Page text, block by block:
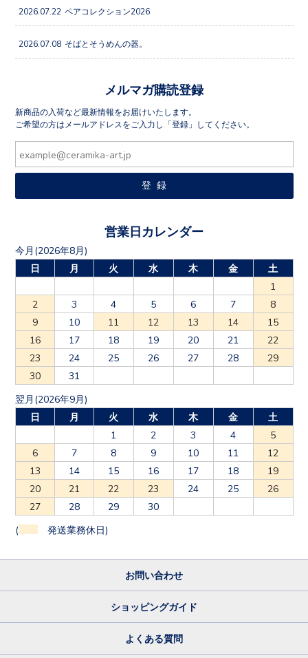
2026.07.22 ペアコレクション2026
2026.07.08 そばとそうめんの器。
メルマガ購読登録
新商品の入荷など最新情報をお届けいたします。
ご希望の方はメールアドレスをご入力し「登録」してください。
営業日カレンダー
今月(2026年8月)
日
月 火 水 木 金
土
1
2
3 4 5 6 7
8
9
10 11 12 13 14
15
16
17 18 19 20 21
22
23
24 25 26 27 28
29
30
31
翌月(2026年9月)
日
月 火 水 木 金
土
1
2 3 4
5
6
7 8 9 10 11
12
13
14 15 16 17 18
19
20
21 22 23 24 25
26
27
28 29 30
( 発送業務休日)
お問い合わせ
ショッピングガイド
よくある質問